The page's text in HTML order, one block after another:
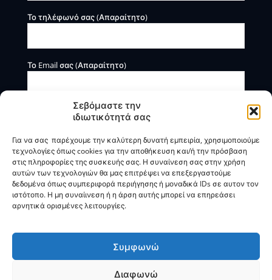
Σεβόμαστε την
ιδιωτικότητά σας
Για να σας παρέχουμε την καλύτερη δυνατή εμπειρία, χρησιμοποιούμε
τεχνολογίες όπως cookies για την αποθήκευση και/ή την πρόσβαση
στις πληροφορίες της συσκευής σας. Η συναίνεση σας στην χρήση
αυτών των τεχνολογιών θα μας επιτρέψει να επεξεργαστούμε
δεδομένα όπως συμπεριφορά περιήγησης ή μοναδικά IDs σε αυτον τον
ιστότοπο. Η μη συναίινεση ή η άρση αυτής μπορεί να επηρεάσει
αρνητικά ορισμένες λειτουργίες.
Συμφωνώ
Διαφωνώ
Το τηλέφωνό σας (Απαραίτητο)
Το Email σας (Απαραίτητο)
Η BOXmind παρέχει πληροφοριακές και συμβουλευτικές
υπηρεσίες. Δεν προσφέρει υπηρεσίες ρύθμισης ή
διαγραφής οφειλών.